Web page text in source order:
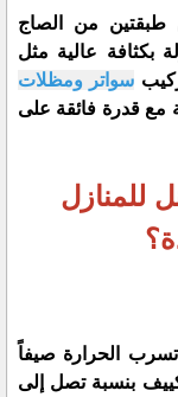
طبقتين من الصاج
بكثافة عالية مثل
سواتر ومظلات
مع قدرة فائقة على
للمنازل
تسرب الحرارة صيفاً
بنسبة تصل إلى